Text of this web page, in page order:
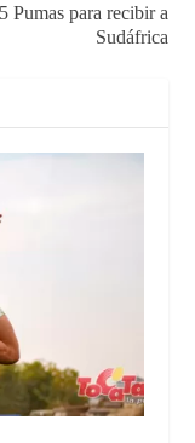
Pumas para recibir a
Sudáfrica